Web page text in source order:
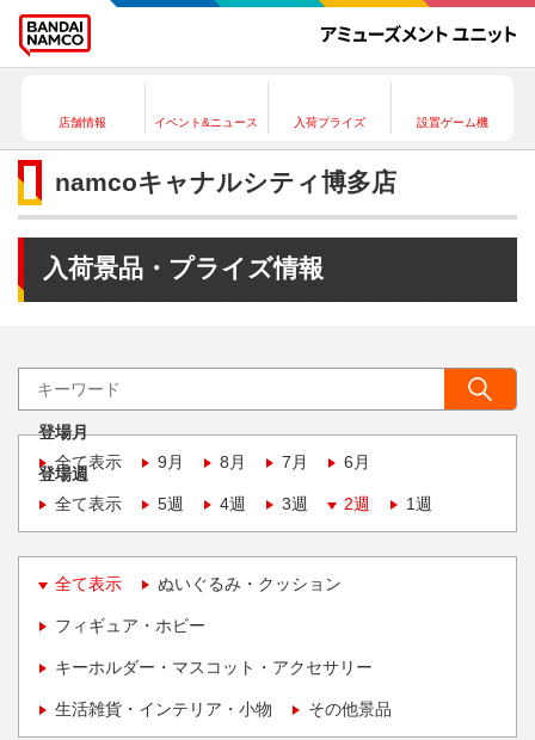
店舗情報 イベント&ニュース 入荷プライズ 設置ゲーム機
namcoキャナルシティ博多店
入荷景品・プライズ情報
登場月
全て表示
9月 8月 7月 6月
登場週
全て表示
5週 4週 3週 2週 1週
全て表示 ぬいぐるみ・クッション
フィギュア・ホビー
キーホルダー・マスコット・アクセサリー
生活雑貨・インテリア・小物 その他景品